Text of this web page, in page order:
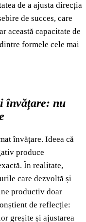
de a ajusta direcția
de succes, care
această capacitate de
formele cele mai
învățare: nu
învățare. Ideea că
produce
În realitate,
care dezvoltă și
productiv doar
de reflecție:
greșite și ajustarea